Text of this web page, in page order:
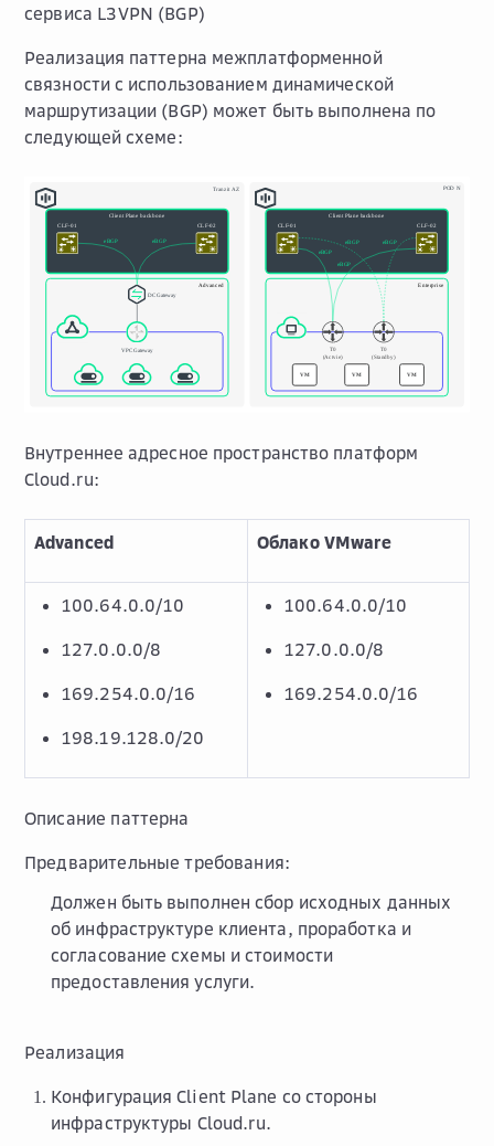
сервиса L3VPN (BGP)
Реализация паттерна межплатформенной
связности с использованием динамической
маршрутизации (BGP) может быть выполнена по
следующей схеме:
Внутреннее адресное пространство платформ
Cloud.ru:
Advanced Облако VMware
100.64.0.0/10
127.0.0.0/8
169.254.0.0/16
198.19.128.0/20
100.64.0.0/10
127.0.0.0/8
169.254.0.0/16
Описание паттерна
Предварительные требования:
Должен быть выполнен сбор исходных данных
об инфраструктуре клиента, проработка и
согласование схемы и стоимости
предоставления услуги.
Реализация
Конфигурация Client Plane со стороны
инфраструктуры Cloud.ru.